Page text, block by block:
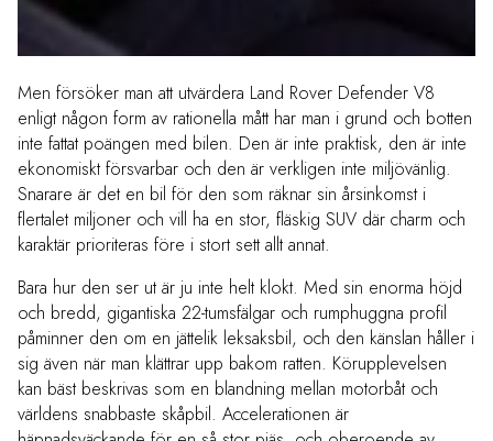
Men försöker man att utvärdera Land Rover Defender V8
enligt någon form av rationella mått har man i grund och botten
inte fattat poängen med bilen. Den är inte praktisk, den är inte
ekonomiskt försvarbar och den är verkligen inte miljövänlig.
Snarare är det en bil för den som räknar sin årsinkomst i
flertalet miljoner och vill ha en stor, fläskig SUV där charm och
karaktär prioriteras före i stort sett allt annat.
Bara hur den ser ut är ju inte helt klokt. Med sin enorma höjd
och bredd, gigantiska 22-tumsfälgar och rumphuggna profil
påminner den om en jättelik leksaksbil, och den känslan håller i
sig även när man klättrar upp bakom ratten. Körupplevelsen
kan bäst beskrivas som en blandning mellan motorbåt och
världens snabbaste skåpbil. Accelerationen är